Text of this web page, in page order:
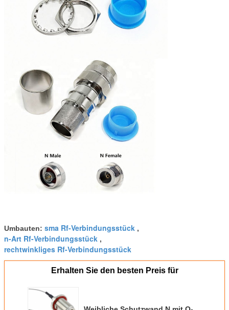
Mittelkontaktzurückhaltenkraft> 20 N
Haltbarkeit
>
500 Zyklen
Klimaparameter
Erschütterung
MIL-STD-202, Meth. 204, Cond. D
Schock
MIL-STD-202, Meth. 213, Cond.
Schnittstelle
Entsprechend
MIL-STD-348, IEC 60169-16
Umbauten: sma Rf-Verbindungsstück ,
n-Art Rf-Verbindungsstück ,
rechtwinkliges Rf-Verbindungsstück
Erhalten Sie den besten Preis für